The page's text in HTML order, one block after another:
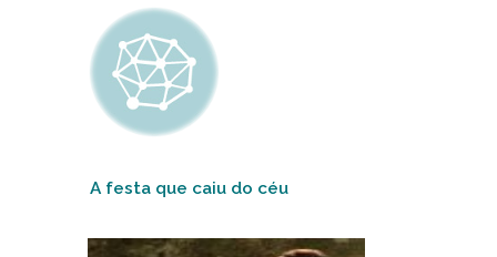
A festa que caiu do céu